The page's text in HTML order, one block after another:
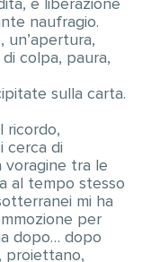
e liberazione
naufragio.
un’apertura,
colpa, paura,
sulla carta.
ricordo,
cerca di
voragine tra le
al tempo stesso
mi ha
per
dopo… dopo
proiettano,